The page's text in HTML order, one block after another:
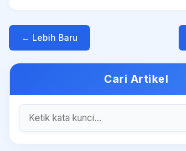
← Lebih Baru
Cari Artikel